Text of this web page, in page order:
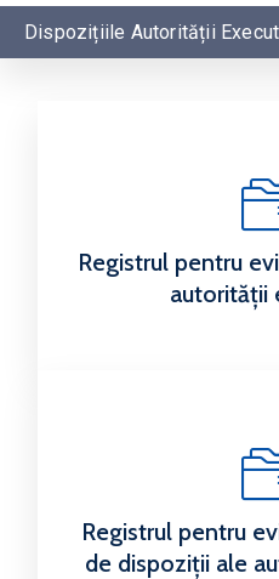
Dispozițiile Autorității
Registrul pentru
autorității
Registrul pentru
de dispoziții ale